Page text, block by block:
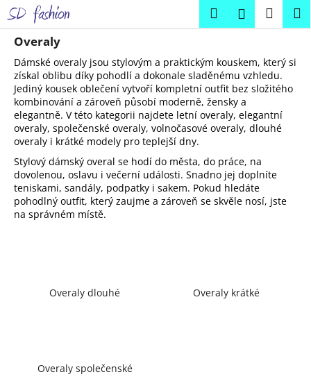
Přejít
na
obsah
HledatPřihlášení
Overaly
Dámské overaly jsou stylovým a praktickým kouskem, který si
získal oblibu díky pohodlí a dokonale sladěnému vzhledu.
Jediný kousek oblečení vytvoří kompletní outfit bez složitého
kombinování a zároveň působí moderně, žensky a
elegantně. V této kategorii najdete letní overaly, elegantní
overaly, společenské overaly, volnočasové overaly, dlouhé
overaly i krátké modely pro teplejší dny.
Stylový dámský overal se hodí do města, do práce, na
dovolenou, oslavu i večerní události. Snadno jej doplníte
teniskami, sandály, podpatky i sakem. Pokud hledáte
pohodlný outfit, který zaujme a zároveň se skvěle nosí, jste
na správném místě.
Overaly dlouhé Overaly krátké
Overaly společenské
K
o Zpět
Zpět
C
o
p
o
t
ř
e
b
u